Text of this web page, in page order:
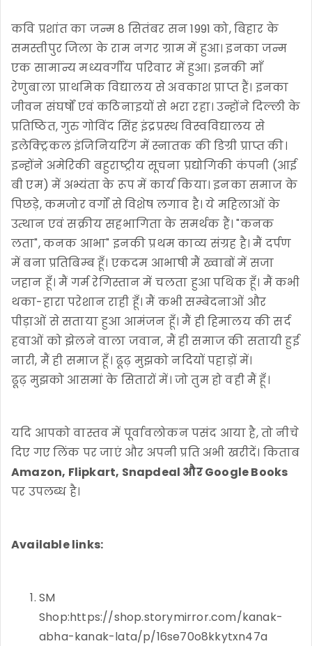
कवि प्रशांत का जन्म 8 सितंबर सन 1991 को, बिहार के
समस्तीपुर जिला के राम नगर ग्राम में हुआ। इनका जन्म
एक सामान्य मध्यवर्गीय परिवार में हुआ। इनकी माँ
रेणुबाला प्राथमिक विद्यालय से अवकाश प्राप्त हैं। इनका
जीवन संघर्षों एवं कठिनाइयों से भरा रहा। उन्होंने दिल्ली के
प्रतिष्ठित, गुरु गोविंद सिंह इंद्रप्रस्थ विस्वविद्यालय से
इलेक्ट्रिकल इंजिनियरिंग में स्नातक की डिग्री प्राप्त की।
इन्होंने अमेरिकी बहुराष्ट्रीय सूचना प्रद्योगिकी कंपनी (आई
बी एम) में अभ्यंता के रूप में कार्य किया। इनका समाज के
पिछड़े, कमजोर वर्गों से विशेष लगाव है। ये महिलाओं के
उत्थान एवं सक्रीय सहभागिता के समर्थक हैं। "कनक
लता", कनक आभा" इनकी प्रथम काव्य संग्रह है। मैं दर्पण
में बना प्रतिबिम्ब हूँ। एकदम आभाषी मैं ख्वाबों में सजा
जहान हूँ। मैं गर्म रेगिस्तान में चलता हुआ पथिक हूँ। मैं कभी
थका-हारा परेशान राही हूँ। मैं कभी सम्बेदनाओं और
पीड़ाओं से सताया हुआ आमंजन हूँ। मैं ही हिमालय की सर्द
हवाओं को झेलने वाला जवान, मैं ही समाज की सतायी हुई
नारी, मैं ही समाज हूँ। ढूढ़ मुझको नदियों पहाड़ों में।
ढूढ़ मुझको आसमां के सितारों में। जो तुम हो वही मैं हूँ।
यदि आपको वास्तव में पूर्वावलोकन पसंद आया है, तो नीचे
दिए गए लिंक पर जाएं और अपनी प्रति अभी खरीदें। किताब
Amazon, Flipkart, Snapdeal और Google Books
पर उपलब्ध है।
Available links:
SM
Shop:https://shop.storymirror.com/kanak-
abha-kanak-lata/p/16se70o8kkytxn47a